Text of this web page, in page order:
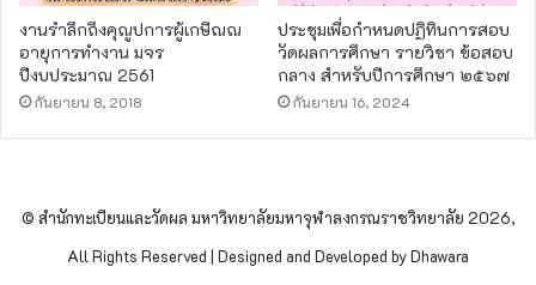
งานรำลึกถึงคุณูปการผู้เกษีณณ
อายุการทำงาน มจร
ปีงบประมาณ 2561
กันยายน 8, 2018
ประชุมเพื่อกำหนดปฏิทินการสอบ
วัดผลการศึกษา รายวิชา ข้อสอบ
กลาง สำหรับปีการศึกษา ๒๕๖๗
กันยายน 16, 2024
© สำนักทะเบียนและวัดผล มหาวิทยาลัยมหาจุฬาลงกรณราชวิทยาลัย 2026,
All Rights Reserved | Designed and Developed by Dhawara